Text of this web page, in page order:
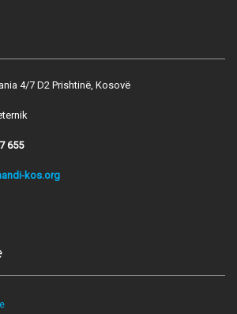
4/7 D2 Prishtinë, Kosovë
655
kos.org